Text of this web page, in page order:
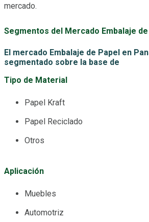
mercado.
Segmentos del Mercado Embalaje
El mercado Embalaje de Papel en
segmentado sobre la base de
Tipo de Material
Papel Kraft
Papel Reciclado
Otros
Aplicación
Muebles
Automotriz